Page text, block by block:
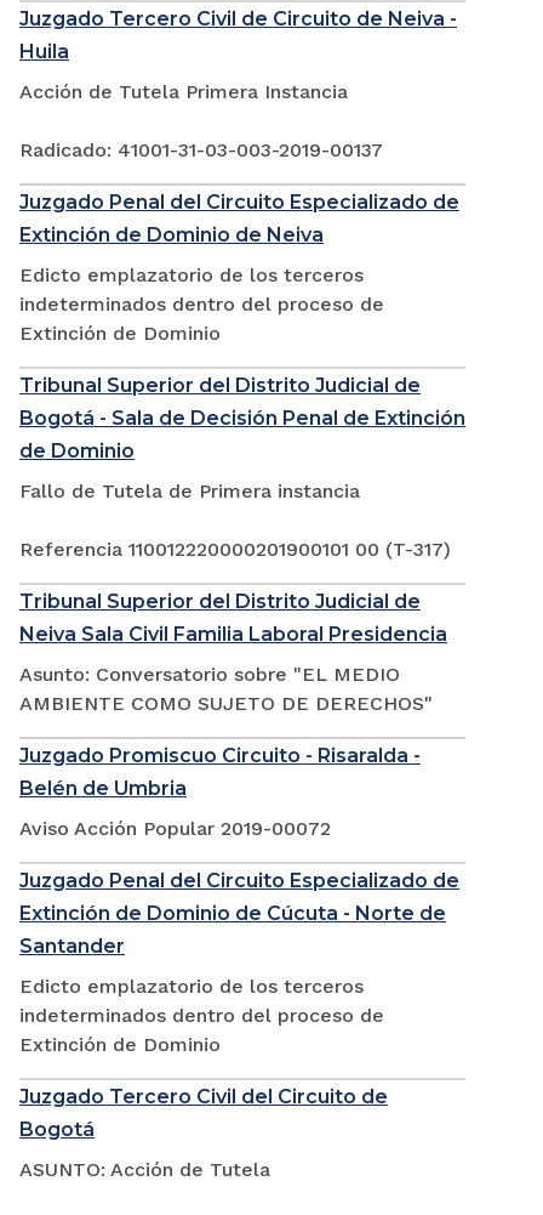
Juzgado Tercero Civil de Circuito de Neiva -
Huila
Acción de Tutela Primera Instancia
Radicado: 41001-31-03-003-2019-00137
Juzgado Penal del Circuito Especializado de
Extinción de Dominio de Neiva
Edicto emplazatorio de los terceros
indeterminados dentro del proceso de
Extinción de Dominio
Tribunal Superior del Distrito Judicial de
Bogotá - Sala de Decisión Penal de Extinción
de Dominio
Fallo de Tutela de Primera instancia
Referencia 110012220000201900101 00 (T-317)
Tribunal Superior del Distrito Judicial de
Neiva Sala Civil Familia Laboral Presidencia
Asunto: Conversatorio sobre "EL MEDIO
AMBIENTE COMO SUJETO DE DERECHOS"
Juzgado Promiscuo Circuito - Risaralda -
Belén de Umbria
Aviso Acción Popular 2019-00072
Juzgado Penal del Circuito Especializado de
Extinción de Dominio de Cúcuta - Norte de
Santander
Edicto emplazatorio de los terceros
indeterminados dentro del proceso de
Extinción de Dominio
Juzgado Tercero Civil del Circuito de
Bogotá
ASUNTO: Acción de Tutela